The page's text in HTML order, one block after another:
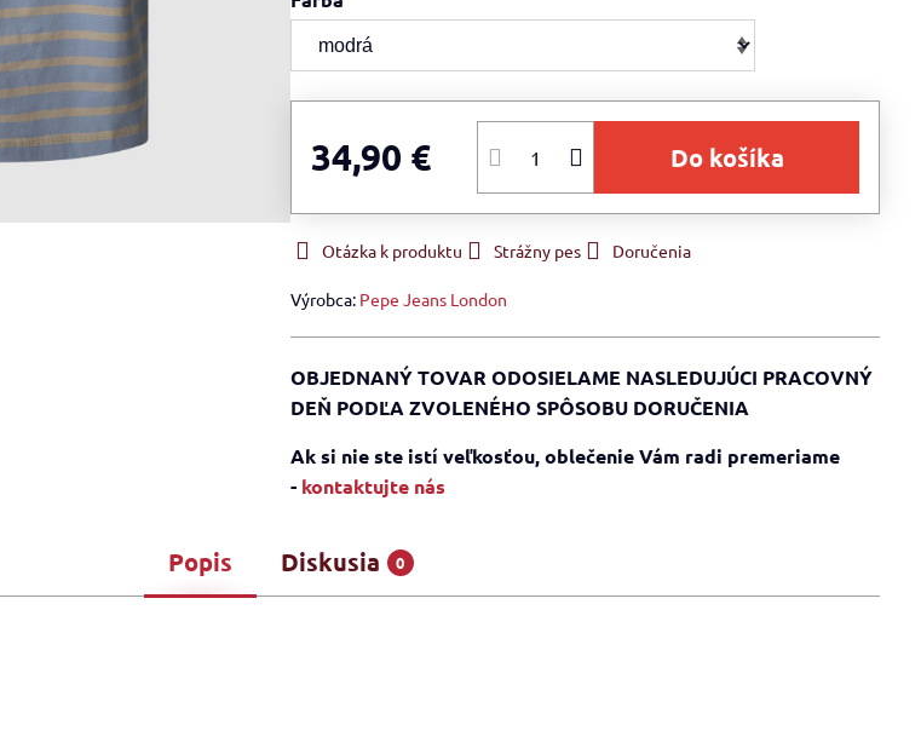
34,90 € Do košíka
Otázka k produktu Strážny pes Doručenia
Výrobca: Pepe Jeans London
OBJEDNANÝ TOVAR ODOSIELAME NASLEDUJÚCI PRACOVNÝ
DEŇ PODĽA ZVOLENÉHO SPÔSOBU DORUČENIA
Ak si nie ste istí veľkosťou, oblečenie Vám radi premeriame
- kontaktujte nás
Popis Diskusia 0